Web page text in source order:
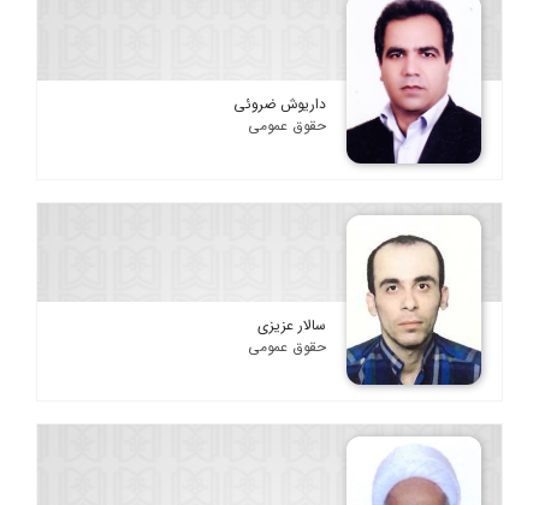
داریوش ضروئی
حقوق عمومی
سالار عزیزی
حقوق عمومی